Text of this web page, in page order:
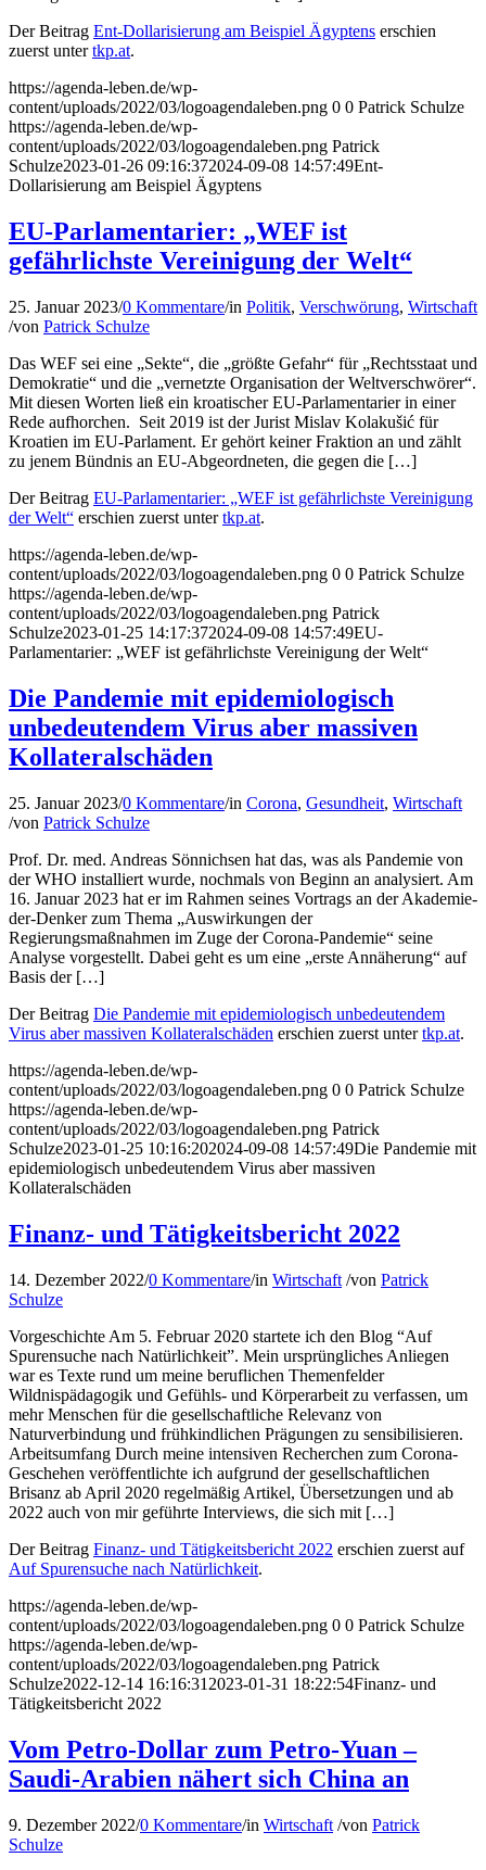
Der Beitrag Ent-Dollarisierung am Beispiel Ägyptens erschien
zuerst untertkp.at.
https://agenda-leben.de/wp-
content/uploads/2022/03/logoagendaleben.png 0 0 Patrick Schulze
https://agenda-leben.de/wp-
content/uploads/2022/03/logoagendaleben.png Patrick
Schulze2023-01-26 09:16:372024-09-08 14:57:49Ent-
Dollarisierung am Beispiel Ägyptens
EU-Parlamentarier: „WEF ist
gefährlichste Vereinigung der Welt“
25. Januar 2023/0 Kommentare/in Politik, Verschwörung, Wirtschaft
/von Patrick Schulze
Das WEF sei eine „Sekte“, die „größte Gefahr“ für „Rechtsstaat und
Demokratie“ und die „vernetzte Organisation der Weltverschwörer“.
Mit diesen Worten ließ ein kroatischer EU-Parlamentarier in einer
Rede aufhorchen. Seit 2019 ist der Jurist Mislav Kolakušić für
Kroatien im EU-Parlament. Er gehört keiner Fraktion an und zählt
zu jenem Bündnis an EU-Abgeordneten, die gegen die […]
Der Beitrag EU-Parlamentarier: „WEF ist gefährlichste Vereinigung
der Welt“ erschien zuerst untertkp.at.
https://agenda-leben.de/wp-
content/uploads/2022/03/logoagendaleben.png 0 0 Patrick Schulze
https://agenda-leben.de/wp-
content/uploads/2022/03/logoagendaleben.png Patrick
Schulze2023-01-25 14:17:372024-09-08 14:57:49EU-
Parlamentarier: „WEF ist gefährlichste Vereinigung der Welt“
Die Pandemie mit epidemiologisch
unbedeutendem Virus aber massiven
Kollateralschäden
25. Januar 2023/0 Kommentare/in Corona, Gesundheit, Wirtschaft
/von Patrick Schulze
Prof. Dr. med. Andreas Sönnichsen hat das, was als Pandemie von
der WHO installiert wurde, nochmals von Beginn an analysiert. Am
16. Januar 2023 hat er im Rahmen seines Vortrags an der Akademie-
der-Denker zum Thema „Auswirkungen der
Regierungsmaßnahmen im Zuge der Corona-Pandemie“ seine
Analyse vorgestellt. Dabei geht es um eine „erste Annäherung“ auf
Basis der […]
Der Beitrag Die Pandemie mit epidemiologisch unbedeutendem
Virus aber massiven Kollateralschäden erschien zuerst untertkp.at.
https://agenda-leben.de/wp-
content/uploads/2022/03/logoagendaleben.png 0 0 Patrick Schulze
https://agenda-leben.de/wp-
content/uploads/2022/03/logoagendaleben.png Patrick
Schulze2023-01-25 10:16:202024-09-08 14:57:49Die Pandemie mit
epidemiologisch unbedeutendem Virus aber massiven
Kollateralschäden
Finanz- und Tätigkeitsbericht 2022
14. Dezember 2022/0 Kommentare/in Wirtschaft /von Patrick
Schulze
Vorgeschichte Am 5. Februar 2020 startete ich den Blog “Auf
Spurensuche nach Natürlichkeit”. Mein ursprüngliches Anliegen
war es Texte rund um meine beruflichen Themenfelder
Wildnispädagogik und Gefühls- und Körperarbeit zu verfassen, um
mehr Menschen für die gesellschaftliche Relevanz von
Naturverbindung und frühkindlichen Prägungen zu sensibilisieren.
Arbeitsumfang Durch meine intensiven Recherchen zum Corona-
Geschehen veröffentlichte ich aufgrund der gesellschaftlichen
Brisanz ab April 2020 regelmäßig Artikel, Übersetzungen und ab
2022 auch von mir geführte Interviews, die sich mit […]
Der Beitrag Finanz- und Tätigkeitsbericht 2022 erschien zuerst auf
Auf Spurensuche nach Natürlichkeit.
https://agenda-leben.de/wp-
content/uploads/2022/03/logoagendaleben.png 0 0 Patrick Schulze
https://agenda-leben.de/wp-
content/uploads/2022/03/logoagendaleben.png Patrick
Schulze2022-12-14 16:16:31 2023-01-31 18:22:54Finanz- und
Tätigkeitsbericht 2022
Vom Petro-Dollar zum Petro-Yuan –
Saudi-Arabien nähert sich China an
9. Dezember 2022/0 Kommentare/in Wirtschaft /von Patrick
Schulze